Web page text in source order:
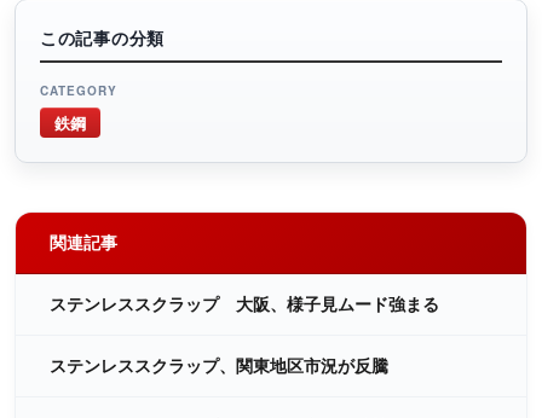
この記事の分類
CATEGORY
鉄鋼
関連記事
ステンレススクラップ 大阪、様子見ムード強まる
ステンレススクラップ、関東地区市況が反騰